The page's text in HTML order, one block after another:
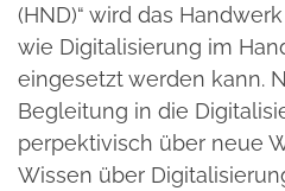
(HND)“ wird das
wie Digitalisierung im
eingesetzt werden kann.
Begleitung in die
perpektivisch über neue
Wissen über